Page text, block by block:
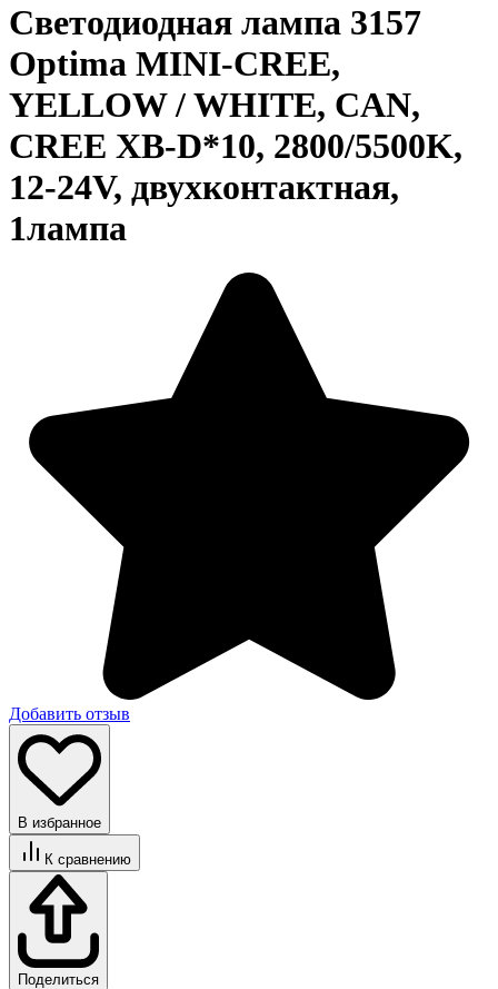
Светодиодная лампа 3157
Optima MINI-CREE,
YELLOW / WHITE, CAN,
CREE XB-D*10, 2800/5500K,
12-24V, двухконтактная,
1лампа
Добавить отзыв
В избранное
К сравнению
Поделиться